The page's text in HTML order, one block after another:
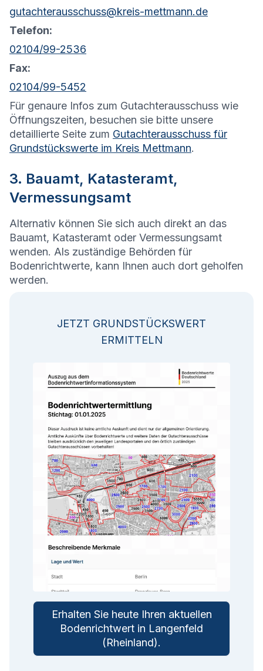
gutachterausschuss@kreis-mettmann.de
Telefon:
02104/99-2536
Fax:
02104/99-5452
Für genaure Infos zum Gutachterausschuss wie
Öffnungszeiten, besuchen sie bitte unsere
detaillierte Seite zum Gutachterausschuss für
Grundstückswerte im Kreis Mettmann.
3. Bauamt, Katasteramt,
Vermessungsamt
Alternativ können Sie sich auch direkt an das
Bauamt, Katasteramt oder Vermessungsamt
wenden. Als zuständige Behörden für
Bodenrichtwerte, kann Ihnen auch dort geholfen
werden.
JETZT GRUNDSTÜCKSWERT
ERMITTELN
Erhalten Sie heute Ihren aktuellen
Bodenrichtwert in Langenfeld
(Rheinland).